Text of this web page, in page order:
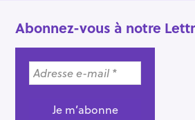
Abonnez-vous à notre